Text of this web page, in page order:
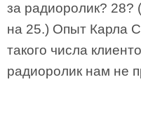
за радиоролик?
на 25.) Опыт Карла
такого числа
радиоролик нам не